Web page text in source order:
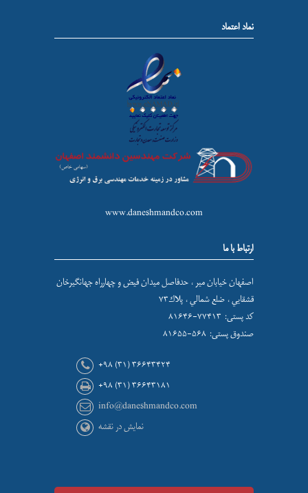
نماد اعتماد
www.daneshmandco.com
ارتباط با ما
اصفهان خيابان مير ، حدفاصل ميدان فيض و چهارراه جهانگيرخان
قشقايي ، ضلع شمالي ، پلاك۷۳
کد پستی: ۷۷۴۱۳-۸۱۶۴۶
صندوق پستی: ۵۶۸-۸۱۶۵۵
+۹۸ (۳۱) ۳۶۶۴۳۴۲۴
+۹۸ (۳۱) ۳۶۶۴۳۱۸۱
info@daneshmandco.com
نمایش در نقشه